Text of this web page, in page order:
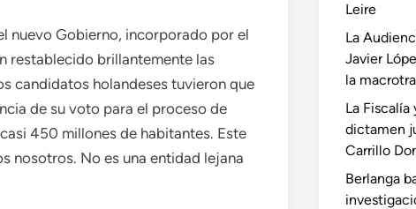
nuevo Gobierno, incorporado por el
restablecido brillantemente las
candidatos holandeses tuvieron que
de su voto para el proceso de
450 millones de habitantes. Este
nosotros. No es una entidad lejana
Leire
La
Javier
la
La
dictamen
Carrillo
Berlanga